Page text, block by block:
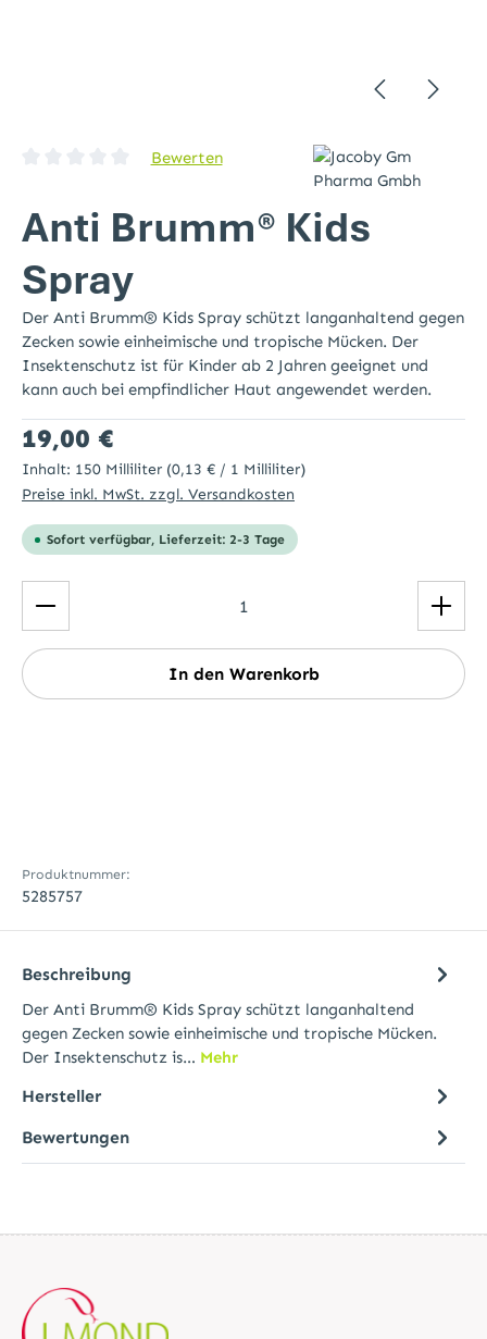
Durchschnittliche Bewertung von 0 von 5 Sternen
Bewerten
Anti Brumm® Kids
Spray
Der Anti Brumm® Kids Spray schützt langanhaltend gegen
Zecken sowie einheimische und tropische Mücken. Der
Insektenschutz ist für Kinder ab 2 Jahren geeignet und
kann auch bei empfindlicher Haut angewendet werden.
Regulärer Preis:
19,00 €
Inhalt: 150 Milliliter (0,13 € / 1 Milliliter)
Preise inkl. MwSt. zzgl. Versandkosten
Sofort verfügbar, Lieferzeit: 2-3 Tage
Produkt Anzahl: Gib den gewünschten Wert ein
In den Warenkorb
Produktnummer:
5285757
Beschreibung
Der Anti Brumm® Kids Spray schützt langanhaltend
gegen Zecken sowie einheimische und tropische Mücken.
Der Insektenschutz is… Mehr
Hersteller
Bewertungen